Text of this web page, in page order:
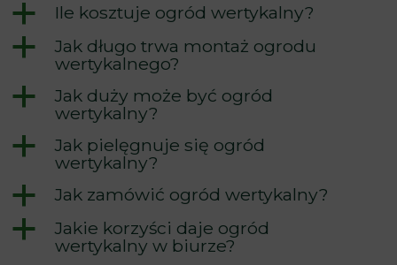
a Ile kosztuje ogród wertykalny?
a
Jak długo trwa montaż ogrodu
wertykalnego?
a
Jak duży może być ogród
wertykalny?
a
Jak pielęgnuje się ogród
wertykalny?
a Jak zamówić ogród wertykalny?
a
Jakie korzyści daje ogród
wertykalny w biurze?